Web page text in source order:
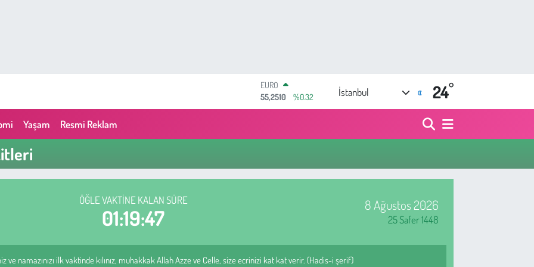
EURO
55,2510
%0.32
STERLİN
13.779
%-14
BITCOIN
İstanbul 24°
Yaşam Resmi Reklam
ÖĞLE VAKTINE KALAN SÜRE
01:19:46
8 Ağustos 2026
25 Safer 1448
ve namazınızı ilk vaktinde kılınız, muhakkak Allah Azze ve Celle, size ecrinizi kat kat verir. (Hadis-i şerif)